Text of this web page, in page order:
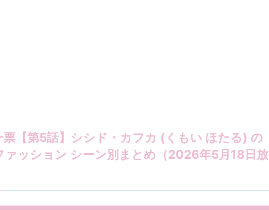
票【第5話】シシド・カフカ (くもい ほたる) の
ァッション シーン別まとめ（2026年5月18日放